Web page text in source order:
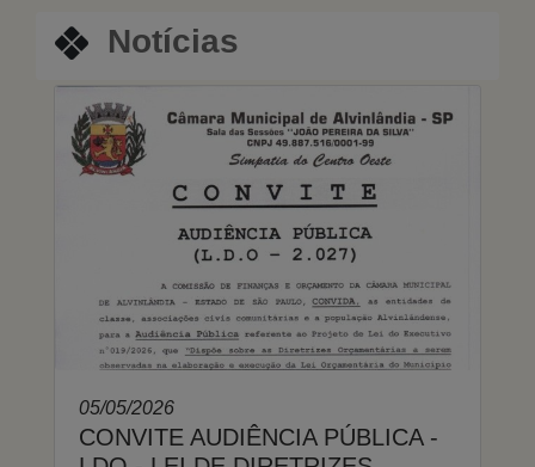
Notícias
05/05/2026
CONVITE AUDIÊNCIA PÚBLICA -